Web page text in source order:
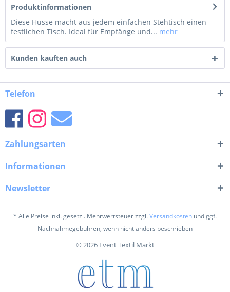
Produktinformationen
Diese Husse macht aus jedem einfachen Stehtisch einen
festlichen Tisch. Ideal für Empfänge und... mehr
Kunden kauften auch
Telefon
Zahlungsarten
Informationen
Newsletter
* Alle Preise inkl. gesetzl. Mehrwertsteuer zzgl.Versandkosten und ggf.
Nachnahmegebühren, wenn nicht anders beschrieben
© 2026 Event Textil Markt